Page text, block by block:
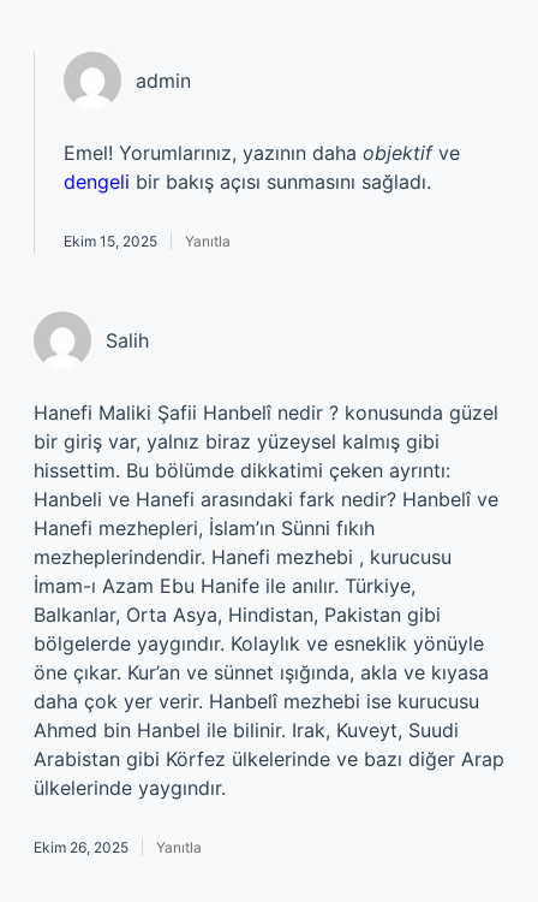
admin
Emel! Yorumlarınız, yazının daha objektifve
dengeli bir bakış açısı sunmasını sağladı.
Ekim 15, 2025 Yanıtla
Salih
Hanefi Maliki Şafii Hanbelî nedir ? konusunda güzel
bir giriş var, yalnız biraz yüzeysel kalmış gibi
hissettim. Bu bölümde dikkatimi çeken ayrıntı:
Hanbeli ve Hanefi arasındaki fark nedir? Hanbelî ve
Hanefi mezhepleri, İslam’ın Sünni fıkıh
mezheplerindendir. Hanefi mezhebi , kurucusu
İmam-ı Azam Ebu Hanife ile anılır. Türkiye,
Balkanlar, Orta Asya, Hindistan, Pakistan gibi
bölgelerde yaygındır. Kolaylık ve esneklik yönüyle
öne çıkar. Kur’an ve sünnet ışığında, akla ve kıyasa
daha çok yer verir. Hanbelî mezhebi ise kurucusu
Ahmed bin Hanbel ile bilinir. Irak, Kuveyt, Suudi
Arabistan gibi Körfez ülkelerinde ve bazı diğer Arap
ülkelerinde yaygındır.
Ekim 26, 2025 Yanıtla